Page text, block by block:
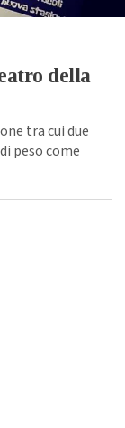
della
tra cui due
peso come